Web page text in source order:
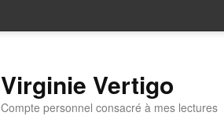
Virginie Vertigo
Compte personnel consacré à mes lectures